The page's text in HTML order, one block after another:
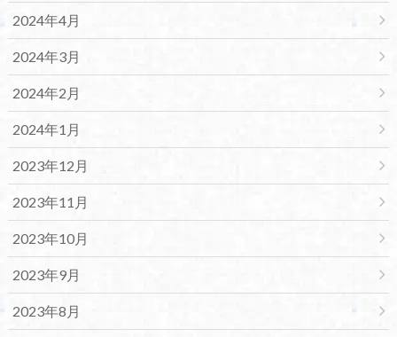
2024年4月
2024年3月
2024年2月
2024年1月
2023年12月
2023年11月
2023年10月
2023年9月
2023年8月